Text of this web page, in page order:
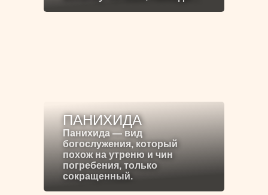
ПАНИХИДА
Панихида — вид
богослужения, который
похож на утреню и чин
погребения, только
сокращенный.